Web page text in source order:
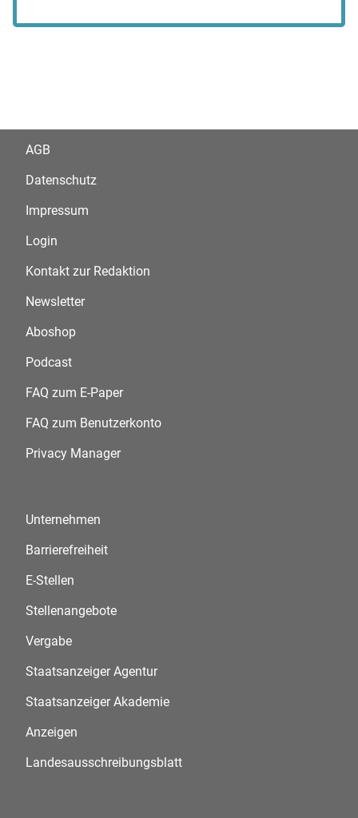
AGB
Datenschutz
Impressum
Login
Kontakt zur Redaktion
Newsletter
Aboshop
Podcast
FAQ zum E-Paper
FAQ zum Benutzerkonto
Privacy Manager
Unternehmen
Barrierefreiheit
E-Stellen
Stellenangebote
Vergabe
Staatsanzeiger Agentur
Staatsanzeiger Akademie
Anzeigen
Landesausschreibungsblatt